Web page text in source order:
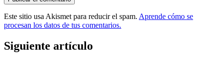
Este sitio usa Akismet para reducir el spam. Aprende cómo se
procesan los datos de tus comentarios.
Siguiente artículo